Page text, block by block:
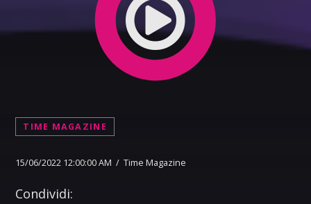
TIME MAGAZINE
15/06/2022 12:00:00 AM / Time Magazine
Condividi: